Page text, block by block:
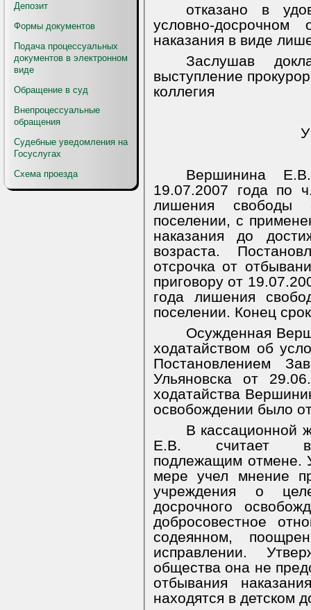
Депозит
Формы документов
Подача процессуальных
документов в электронном
виде
Обращение в суд
Внепроцессуальные
обращения
Судебные уведомления на
Госуслугах
Схема проезда
отказано в
условно-досрочном
наказания в виде
Заслушав
выступление
коллегия
Вершинина
19.07.2007 года
лишения свободы
поселении, с
наказания до
возраста.
отсрочка от
приговору от
года лишения
поселении. Конец
Осужденная
ходатайством об
Постановлением
Ульяновска от
ходатайства
освобождении было
В кассационной
Е.В. считает
подлежащим отмене.
мере учел мнение
учреждения о
досрочного
добросовестное
содеянном,
исправлении.
общества она не
отбывания
находятся в детском